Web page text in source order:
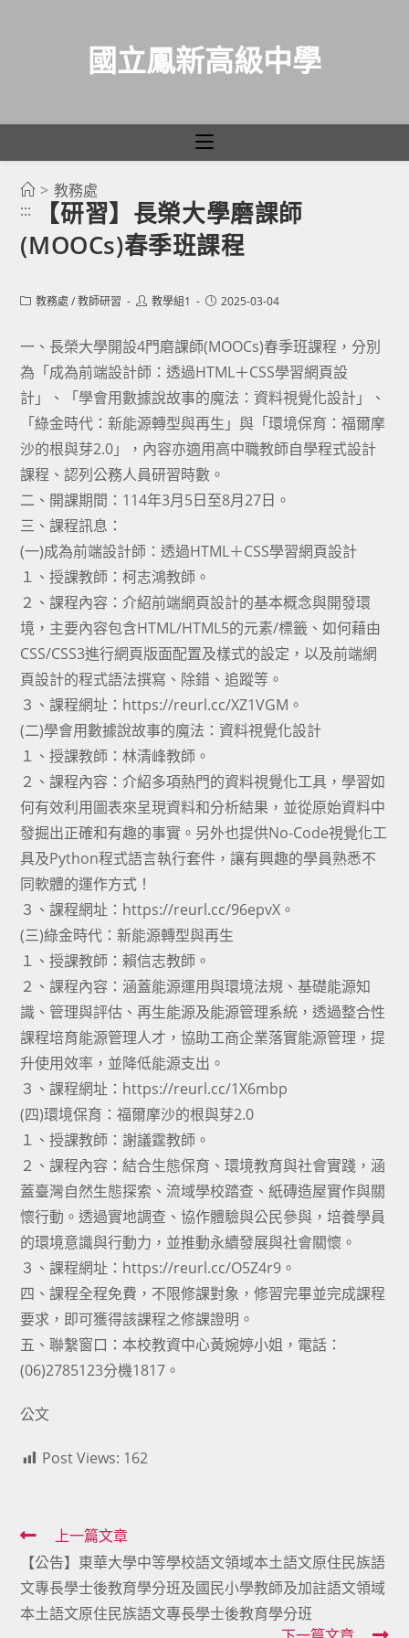
國立鳳新高級中學
> 教務處
:::
【研習】長榮大學磨課師
(MOOCs)春季班課程
Post教務處 / 教師研習
Post教學組1
Post2025-03-04
一、長榮大學開設4門磨課師(MOOCs)春季班課程，分別
為「成為前端設計師：透過HTML＋CSS學習網頁設
計」、「學會用數據說故事的魔法：資料視覺化設計」、
「綠金時代：新能源轉型與再生」與「環境保育：福爾摩
沙的根與芽2.0」，內容亦適用高中職教師自學程式設計
課程、認列公務人員研習時數。
二、開課期間：114年3月5日至8月27日。
三、課程訊息：
(一)成為前端設計師：透過HTML＋CSS學習網頁設計
１、授課教師：柯志鴻教師。
２、課程內容：介紹前端網頁設計的基本概念與開發環
境，主要內容包含HTML/HTML5的元素/標籤、如何藉由
CSS/CSS3進行網頁版面配置及樣式的設定，以及前端網
頁設計的程式語法撰寫、除錯、追蹤等。
３、課程網址：https://reurl.cc/XZ1VGM。
(二)學會用數據說故事的魔法：資料視覺化設計
１、授課教師：林清峰教師。
２、課程內容：介紹多項熱門的資料視覺化工具，學習如
何有效利用圖表來呈現資料和分析結果，並從原始資料中
發掘出正確和有趣的事實。另外也提供No-Code視覺化工
具及Python程式語言執行套件，讓有興趣的學員熟悉不
同軟體的運作方式！
３、課程網址：https://reurl.cc/96epvX。
(三)綠金時代：新能源轉型與再生
１、授課教師：賴信志教師。
２、課程內容：涵蓋能源運用與環境法規、基礎能源知
識、管理與評估、再生能源及能源管理系統，透過整合性
課程培育能源管理人才，協助工商企業落實能源管理，提
升使用效率，並降低能源支出。
３、課程網址：https://reurl.cc/1X6mbp
(四)環境保育：福爾摩沙的根與芽2.0
１、授課教師：謝議霆教師。
２、課程內容：結合生態保育、環境教育與社會實踐，涵
蓋臺灣自然生態探索、流域學校踏查、紙磚造屋實作與關
懷行動。透過實地調查、協作體驗與公民參與，培養學員
的環境意識與行動力，並推動永續發展與社會關懷。
３、課程網址：https://reurl.cc/O5Z4r9。
四、課程全程免費，不限修課對象，修習完畢並完成課程
要求，即可獲得該課程之修課證明。
五、聯繫窗口：本校教資中心黃婉婷小姐，電話：
(06)2785123分機1817。
公文
Post Views: 162
Read
more
articles
上一篇文章
【公告】東華大學中等學校語文領域本土語文原住民族語
文專長學士後教育學分班及國民小學教師及加註語文領域
本土語文原住民族語文專長學士後教育學分班